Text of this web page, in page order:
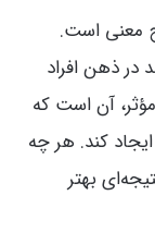
معنی است.
در ذهن افراد
آن است که
کند. هر چه
بهتر